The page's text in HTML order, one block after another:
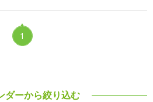
1
ダーから絞り込む